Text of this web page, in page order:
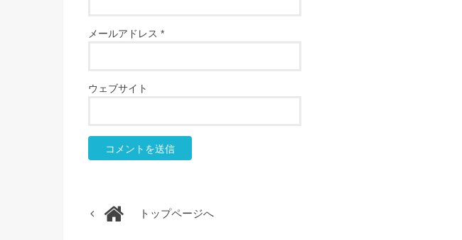
メールアドレス *
ウェブサイト
トップページへ